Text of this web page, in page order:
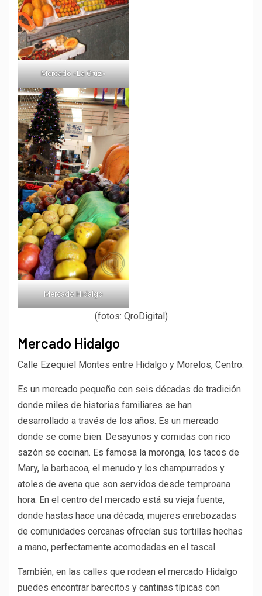
Mercado «La Cruz»
Mercado Hidalgo
(fotos: QroDigital)
Mercado Hidalgo
Calle Ezequiel Montes entre Hidalgo y Morelos, Centro.
Es un mercado pequeño con seis décadas de tradición
donde miles de historias familiares se han
desarrollado a través de los años. Es un mercado
donde se come bien. Desayunos y comidas con rico
sazón se cocinan. Es famosa la moronga, los tacos de
Mary, la barbacoa, el menudo y los champurrados y
atoles de avena que son servidos desde temproana
hora. En el centro del mercado está su vieja fuente,
donde hastas hace una década, mujeres enrebozadas
de comunidades cercanas ofrecían sus tortillas hechas
a mano, perfectamente acomodadas en el tascal.
También, en las calles que rodean el mercado Hidalgo
puedes encontrar barecitos y cantinas típicas con